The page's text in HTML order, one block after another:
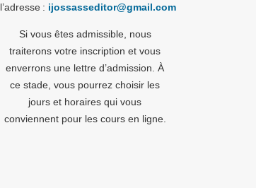
l’adresse : ijossasseditor@gmail.com
Si vous êtes admissible, nous
traiterons votre inscription et vous
enverrons une lettre d’admission. À
ce stade, vous pourrez choisir les
jours et horaires qui vous
conviennent pour les cours en ligne.